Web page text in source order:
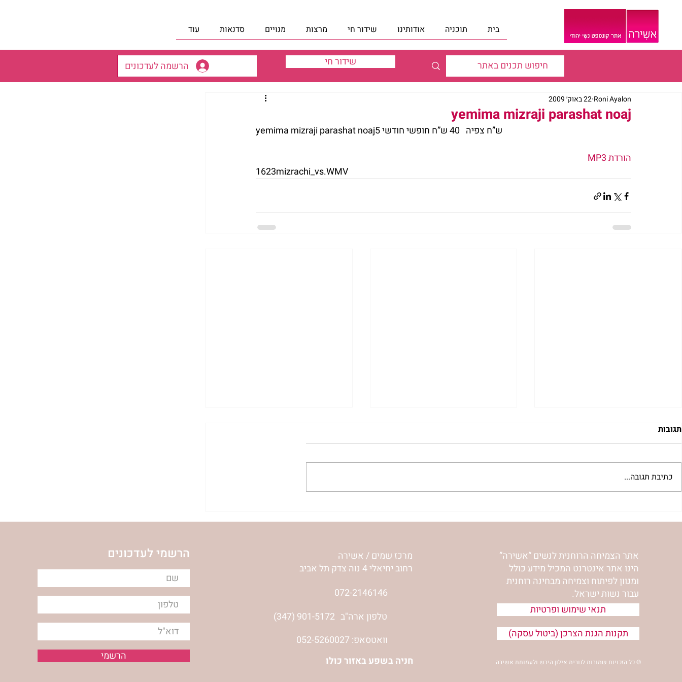
בית תוכניה אודותינו שידור חי מרצות מנויים סדנאות עוד
הרשמה לעדכונים שידור חי
yemima mizraji parashat noaj
Roni Ayalon 22 באוק׳ 2009
yemima mizraji parashat noaj5 ש”ח צפיה   40 ש”ח חופשי חודשי
הורדת MP3
1623mizrachi_vs.WMV
שיעור לט"ו באב | הר' ימימה
השיעור לתשעה באב | הר'
אוהב" | ראש חודש אב
תגובות
כתיבת תגובה...
הרשמי לעדכונים
הרשמי
מרכז שמים / אשירה
רחוב יחיאלי 4 נוה צדק תל אביב
072-2146146
(347) 901-5172 טלפון ארה"ב
וואטסאפ: 052-5260027
חניה בשפע באזור כולו
אתר הצמיחה הרוחנית לנשים “אשירה”
הינו אתר אינטרנט המכיל מידע כולל
ומגוון לפיתוח וצמיחה מבחינה רוחנית
עבור נשות ישראל.
תנאי שימוש ופרטיות
תקנות הגנת הצרכן (ביטול עסקה)
© כל הזכויות שמורות לנורית אילון הירש ולעמותת אשירה